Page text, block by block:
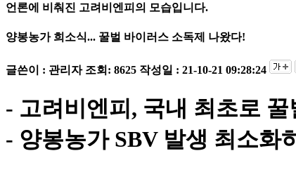
언론에 비춰진 고려비엔피의 모습입니다.
양봉농가 희소식... 꿀벌 바이러스 소독제 나왔다!
글쓴이 : 관리자 조회: 8625 작성일 : 21-10-21 09:28:24
- 고려비엔피, 국내 최초로
- 양봉농가 SBV 발생 최소화